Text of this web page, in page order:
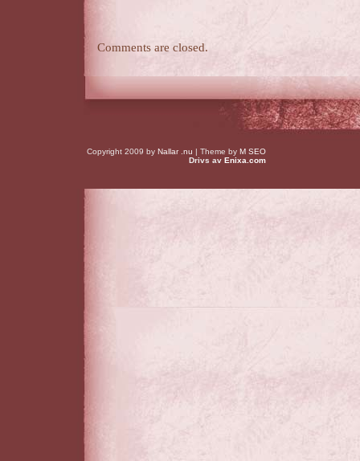
Comments are closed.
Copyright 2009 by Nallar .nu | Theme by M SEO
Drivs av Enixa.com